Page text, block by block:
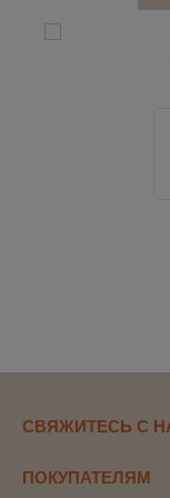
СВЯЖИТЕСЬ С
ПОКУПАТЕЛЯМ